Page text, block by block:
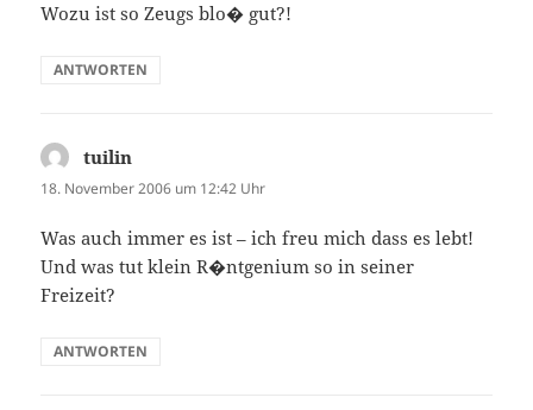
Wozu ist so Zeugs blo� gut?!
ANTWORTEN
tuilin
18. November 2006 um 12:42 Uhr
Was auch immer es ist – ich freu mich dass es lebt!
Und was tut klein R�ntgenium so in seiner
Freizeit?
ANTWORTEN